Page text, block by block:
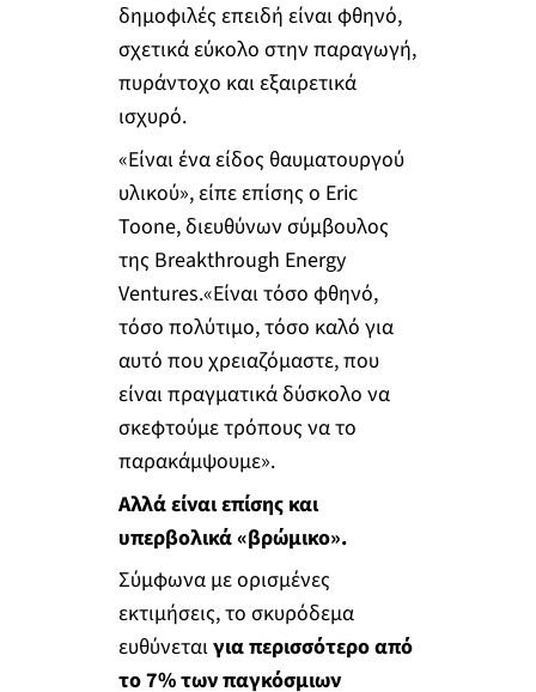
δημοφιλές επειδή είναι φθηνό,
σχετικά εύκολο στην παραγωγή,
πυράντοχο και εξαιρετικά
ισχυρό.
«Είναι ένα είδος θαυματουργού
υλικού», είπε επίσης ο Eric
Toone, διευθύνων σύμβουλος
της Breakthrough Energy
Ventures.«Είναι τόσο φθηνό,
τόσο πολύτιμο, τόσο καλό για
αυτό που χρειαζόμαστε, που
είναι πραγματικά δύσκολο να
σκεφτούμε τρόπους να το
παρακάμψουμε».
Αλλά είναι επίσης και
υπερβολικά «βρώμικο».
Σύμφωνα με ορισμένες
εκτιμήσεις, το σκυρόδεμα
ευθύνεταιγια περισσότερο από
το 7% των παγκόσμιων